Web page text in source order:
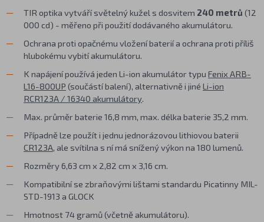
TIR optika vytváří světelný kužel s dosvitem 240 metrů (12
000 cd) - měřeno při použití dodávaného akumulátoru.
Ochrana proti opačnému vložení baterií a ochrana proti příliš
hlubokému vybití akumulátoru.
K napájení používá jeden Li-ion akumulátor typu Fenix ARB-
L16-800UP (součástí balení), alternativně i jiné Li-ion
RCR123A / 16340 akumulátory.
Max. průměr baterie 16,8 mm, max. délka baterie 35,2 mm.
Případně lze použít i jednu jednorázovou lithiovou baterii
CR123A, ale svítilna s ní má snížený výkon na 180 lumenů.
Rozměry 6,63 cm x 2,82 cm x 3,16 cm.
Kompatibilní se zbraňovými lištami standardu Picatinny MIL-
STD-1913 a GLOCK
Hmotnost 74 gramů (včetně akumulátoru).